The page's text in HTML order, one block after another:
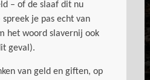
– of de slaaf dit nu
je pas echt van
het woord slavernij ook
geval).
van geld en giften, op